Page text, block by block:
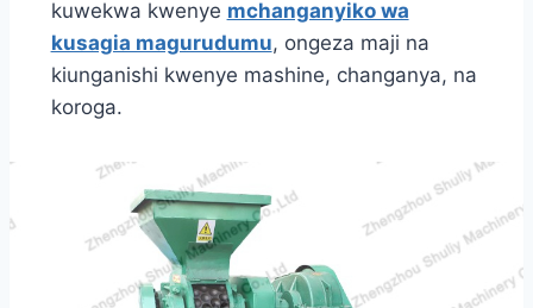
kuwekwa kwenye mchanganyiko wa
kusagia magurudumu, ongeza maji na
kiunganishi kwenye mashine, changanya, na
koroga.